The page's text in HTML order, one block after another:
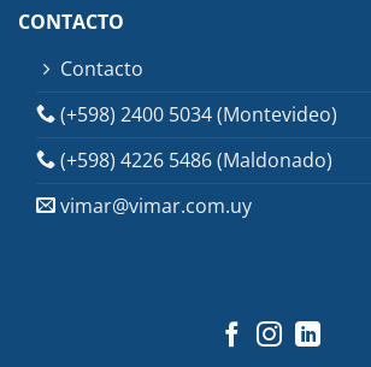
CONTACTO
Contacto
(+598) 2400 5034 (Montevideo)
(+598) 4226 5486 (Maldonado)
vimar@vimar.com.uy